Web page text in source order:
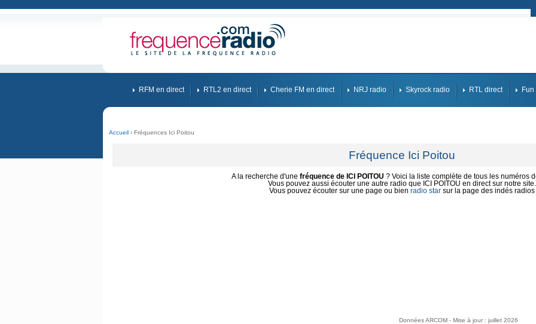
RFM en direct RTL2 en direct Cherie FM en direct NRJ radio Skyrock radio RTL direct
Accueil › Fréquences Ici Poitou
Fréquence Ici Poitou
A la recherche d'une fréquence de ICI POITOU ? Voici la liste complète de tous les numéros
Vous pouvez aussi écouter une autre radio que ICI POITOU en direct sur notre site.
Vous pouvez écouter sur une page ou bien radio star sur la page des indés radios
Données ARCOM - Mise à jour : juillet 2026